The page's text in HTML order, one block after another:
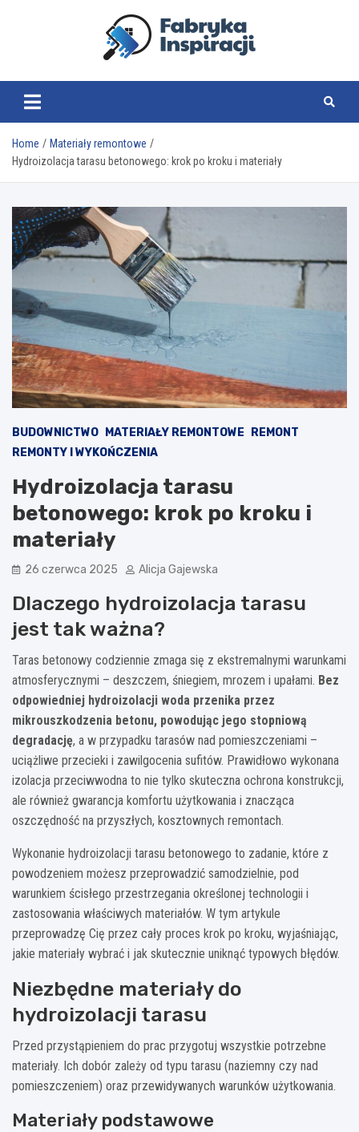
fabrykainspiracji.pl
Home
Materiały remontowe
Hydroizolacja tarasu betonowego: krok po kroku i materiały
BUDOWNICTWO MATERIAŁY REMONTOWE
REMONT
REMONTY I WYKOŃCZENIA
Hydroizolacja tarasu
betonowego: krok po kroku i
materiały
26 czerwca 2025 Alicja Gajewska
Dlaczego hydroizolacja tarasu
jest tak ważna?
Taras betonowy codziennie zmaga się z ekstremalnymi warunkami
atmosferycznymi – deszczem, śniegiem, mrozem i upałami. Bez
odpowiedniej hydroizolacji woda przenika przez
mikrouszkodzenia betonu, powodując jego stopniową
degradację, a w przypadku tarasów nad pomieszczeniami –
uciążliwe przecieki i zawilgocenia sufitów. Prawidłowo wykonana
izolacja przeciwwodna to nie tylko skuteczna ochrona konstrukcji,
ale również gwarancja komfortu użytkowania i znacząca
oszczędność na przyszłych, kosztownych remontach.
Wykonanie hydroizolacji tarasu betonowego to zadanie, które z
powodzeniem możesz przeprowadzić samodzielnie, pod
warunkiem ścisłego przestrzegania określonej technologii i
zastosowania właściwych materiałów. W tym artykule
przeprowadzę Cię przez cały proces krok po kroku, wyjaśniając,
jakie materiały wybrać i jak skutecznie uniknąć typowych błędów.
Niezbędne materiały do
hydroizolacji tarasu
Przed przystąpieniem do prac przygotuj wszystkie potrzebne
materiały. Ich dobór zależy od typu tarasu (naziemny czy nad
pomieszczeniem) oraz przewidywanych warunków użytkowania.
Materiały podstawowe